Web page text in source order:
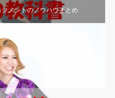
メントのノウハウまとめ